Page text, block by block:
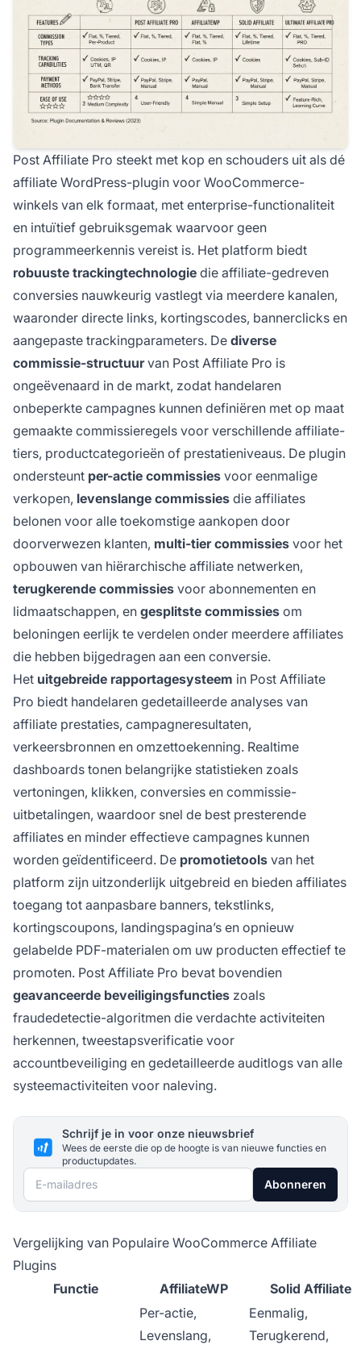
Post Affiliate Pro steekt met kop en schouders uit als dé
affiliate WordPress-plugin voor WooCommerce-
winkels van elk formaat, met enterprise-functionaliteit
en intuïtief gebruiksgemak waarvoor geen
programmeerkennis vereist is. Het platform biedt
robuuste trackingtechnologie die affiliate-gedreven
conversies nauwkeurig vastlegt via meerdere kanalen,
waaronder directe links, kortingscodes, bannerclicks en
aangepaste trackingparameters. De diverse
commissie-structuurvan Post Affiliate Pro is
ongeëvenaard in de markt, zodat handelaren
onbeperkte campagnes kunnen definiëren met op maat
gemaakte commissieregels voor verschillende affiliate-
tiers, productcategorieën of prestatieniveaus. De plugin
ondersteunt per-actie commissies voor eenmalige
verkopen, levenslange commissies die affiliates
belonen voor alle toekomstige aankopen door
doorverwezen klanten, multi-tier commissies voor het
opbouwen van hiërarchische affiliate netwerken,
terugkerende commissies voor abonnementen en
lidmaatschappen, en gesplitste commissies om
beloningen eerlijk te verdelen onder meerdere affiliates
die hebben bijgedragen aan een conversie.
Het uitgebreide rapportagesysteem in Post Affiliate
Pro biedt handelaren gedetailleerde analyses van
affiliate prestaties, campagneresultaten,
verkeersbronnen en omzettoekenning. Realtime
dashboards tonen belangrijke statistieken zoals
vertoningen, klikken, conversies en commissie-
uitbetalingen, waardoor snel de best presterende
affiliates en minder effectieve campagnes kunnen
worden geïdentificeerd. De promotietools van het
platform zijn uitzonderlijk uitgebreid en bieden affiliates
toegang tot aanpasbare banners, tekstlinks,
kortingscoupons, landingspagina’s en opnieuw
gelabelde PDF-materialen om uw producten effectief te
promoten. Post Affiliate Pro bevat bovendien
geavanceerde beveiligingsfuncties zoals
fraudedetectie-algoritmen die verdachte activiteiten
herkennen, tweestapsverificatie voor
accountbeveiliging en gedetailleerde auditlogs van alle
systeemactiviteiten voor naleving.
Schrijf je in voor onze nieuwsbrief
Wees de eerste die op de hoogte is van nieuwe functies en
productupdates.
E-mailadres Abonneren
Vergelijking van Populaire WooCommerce Affiliate
Plugins
Functie
AffiliateWP Solid Affiliate
Per-actie,
Levenslang,
Eenmalig,
Terugkerend,